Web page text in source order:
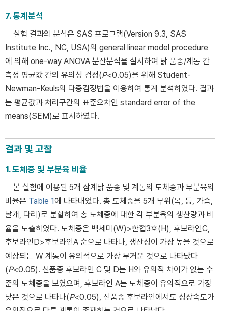
7. 통계분석
실험 결과의 분석은 SAS 프로그램(Version 9.3, SAS
Institute Inc., NC, USA)의 general linear model procedure
에 의해 one-way ANOVA 분산분석을 실시하여 닭 품종/계통 간
측정 평균값 간의 유의성 검정(P<0.05)을 위해 Student-
Newman-Keuls의 다중검정법을 이용하여 통계 분석하였다. 결과
는 평균값과 처리구간의 표준오차인 standard error of the
means(SEM)로 표시하였다.
결과 및 고찰
1. 도체중 및 부분육 비율
본 실험에 이용된 5개 삼계닭 품종 및 계통의 도체중과 부분육의
비율은 Table 1에 나타내었다. 총 도체중을 5개 부위(목, 등, 가슴,
날개, 다리)로 분할하여 총 도체중에 대한 각 부분육의 생산량과 비
율을 도출하였다. 도체중은 백세미(W)>한협3호(H), 후보라인C,
후보라인D>후보라인A 순으로 나타나, 생산성이 가장 높을 것으로
예상되는 W 계통이 유의적으로 가장 무거운 것으로 나타났다
(P<0.05). 신품종 후보라인 C 및 D는 H와 유의적 차이가 없는 수
준의 도체중을 보였으며, 후보라인 A는 도체중이 유의적으로 가장
낮은 것으로 나타나(P<0.05), 신품종 후보라인에서도 성장속도가